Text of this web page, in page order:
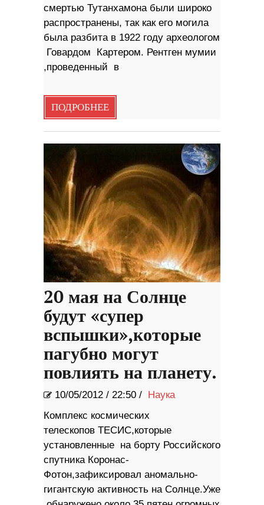
смертью Тутанхамона были широко
распространены, так как его могила
была разбита в 1922 году археологом
Говардом Картером. Рентген мумии
,проведенный в
ПОДРОБНЕЕ
20 мая на Солнце
будут «супер
вспышки»,которые
пагубно могут
повлиять на планету.
10/05/2012 / 22:50 / Наука
Комплекс космических
телескопов ТЕСИС,которые
установленные на борту Российского
спутника Коронас-
Фотон,зафиксировал аномально-
гигантскую активность на Солнце.Уже